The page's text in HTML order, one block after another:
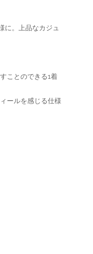
に。上品なカジュ
ことのできる1着
ールを感じる仕様